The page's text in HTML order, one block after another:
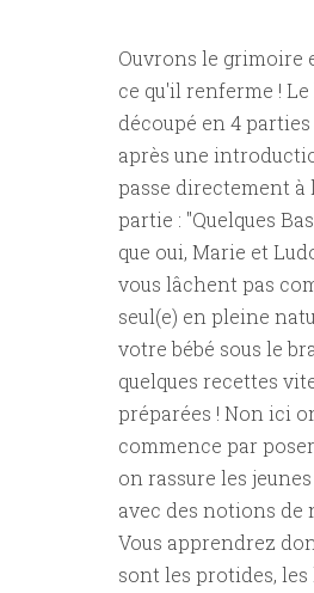
Ouvrons le grimoire
ce qu'il renferme !
découpé en 4
après une
passe directement à
partie : "Quelques
que oui, Marie et
vous lâchent pas
seul(e) en pleine
votre bébé sous le
quelques recettes
préparées ! Non ici
commence par
on rassure les
avec des notions de
Vous apprendrez
sont les protides, les